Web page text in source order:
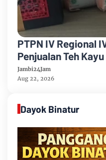
PTPN IV Regional
Penjualan Teh
Persen Semester
Jambi24Jam
Aug 22, 2026
Dayok Binatur